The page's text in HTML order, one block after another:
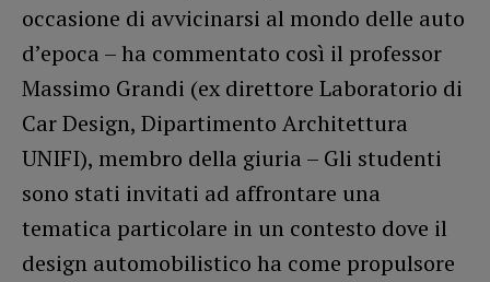
occasione di avvicinarsi al mondo delle auto
d’epoca – ha commentato così il professor
Massimo Grandi (ex direttore Laboratorio di
Car Design, Dipartimento Architettura
UNIFI), membro della giuria – Gli studenti
sono stati invitati ad affrontare una
tematica particolare in un contesto dove il
design automobilistico ha come propulsore